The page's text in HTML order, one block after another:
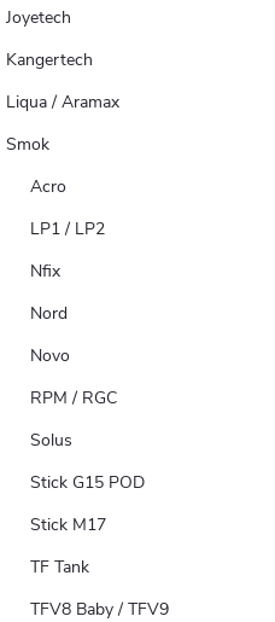
Joyetech
Kangertech
Liqua / Aramax
Smok
Acro
LP1 / LP2
Nfix
Nord
Novo
RPM / RGC
Solus
Stick G15 POD
Stick M17
TF Tank
TFV8 Baby / TFV9